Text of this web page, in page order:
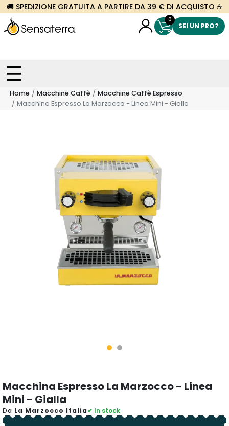
🚚 SPEDIZIONE GRATUITA A PARTIRE DA 39 € DI ACQUISTO ☕
0
SEI UN PRO?
Home Macchine Caffè
Macchine Caffè Espresso
Macchina Espresso La Marzocco - Linea Mini - Gialla
Macchina Espresso La Marzocco - Linea
Mini - Gialla
Da La Marzocco Italia✔ In stock